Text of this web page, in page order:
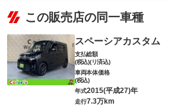
この販売店の同一車種
スペーシアカスタム
支払総額
(税込)(リ済込)
車両本体価格
(税込)
年式2015(平成27)年
走行7.3万km